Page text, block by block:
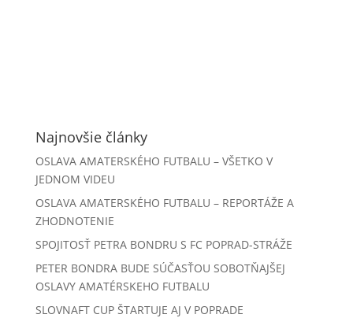
Najnovšie články
OSLAVA AMATERSKÉHO FUTBALU – VŠETKO V
JEDNOM VIDEU
OSLAVA AMATERSKÉHO FUTBALU – REPORTÁŽE A
ZHODNOTENIE
SPOJITOSŤ PETRA BONDRU S FC POPRAD-STRÁŽE
PETER BONDRA BUDE SÚČASŤOU SOBOTŇAJŠEJ
OSLAVY AMATÉRSKEHO FUTBALU
SLOVNAFT CUP ŠTARTUJE AJ V POPRADE